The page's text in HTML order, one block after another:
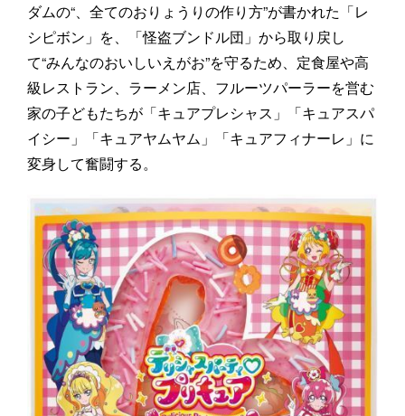
ダムの“、全てのおりょうりの作り方”が書かれた「レ
シピボン」を、「怪盗ブンドル団」から取り戻し
て“みんなのおいしいえがお”を守るため、定食屋や高
級レストラン、ラーメン店、フルーツパーラーを営む
家の子どもたちが「キュアプレシャス」「キュアスパ
イシー」「キュアヤムヤム」「キュアフィナーレ」に
変身して奮闘する。